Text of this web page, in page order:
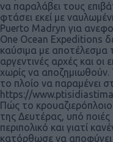
να παραλάβει τους
φτάσει εκεί με
Puerto Madryn για
One Ocean Expeditions
καύσιμα με αποτέλεσμα
αργεντινές αρχές και
χωρίς να αποζημιωθούν.
το πλοίο να παραμένει
https://
Πώς το
της Δευτέρας, υπό
περιπολικό και γιατί
κατόρθωσε να